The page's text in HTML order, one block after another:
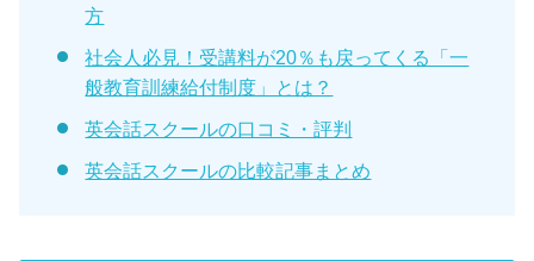
方
社会人必見！受講料が20％も戻ってくる「一
般教育訓練給付制度」とは？
英会話スクールの口コミ・評判
英会話スクールの比較記事まとめ